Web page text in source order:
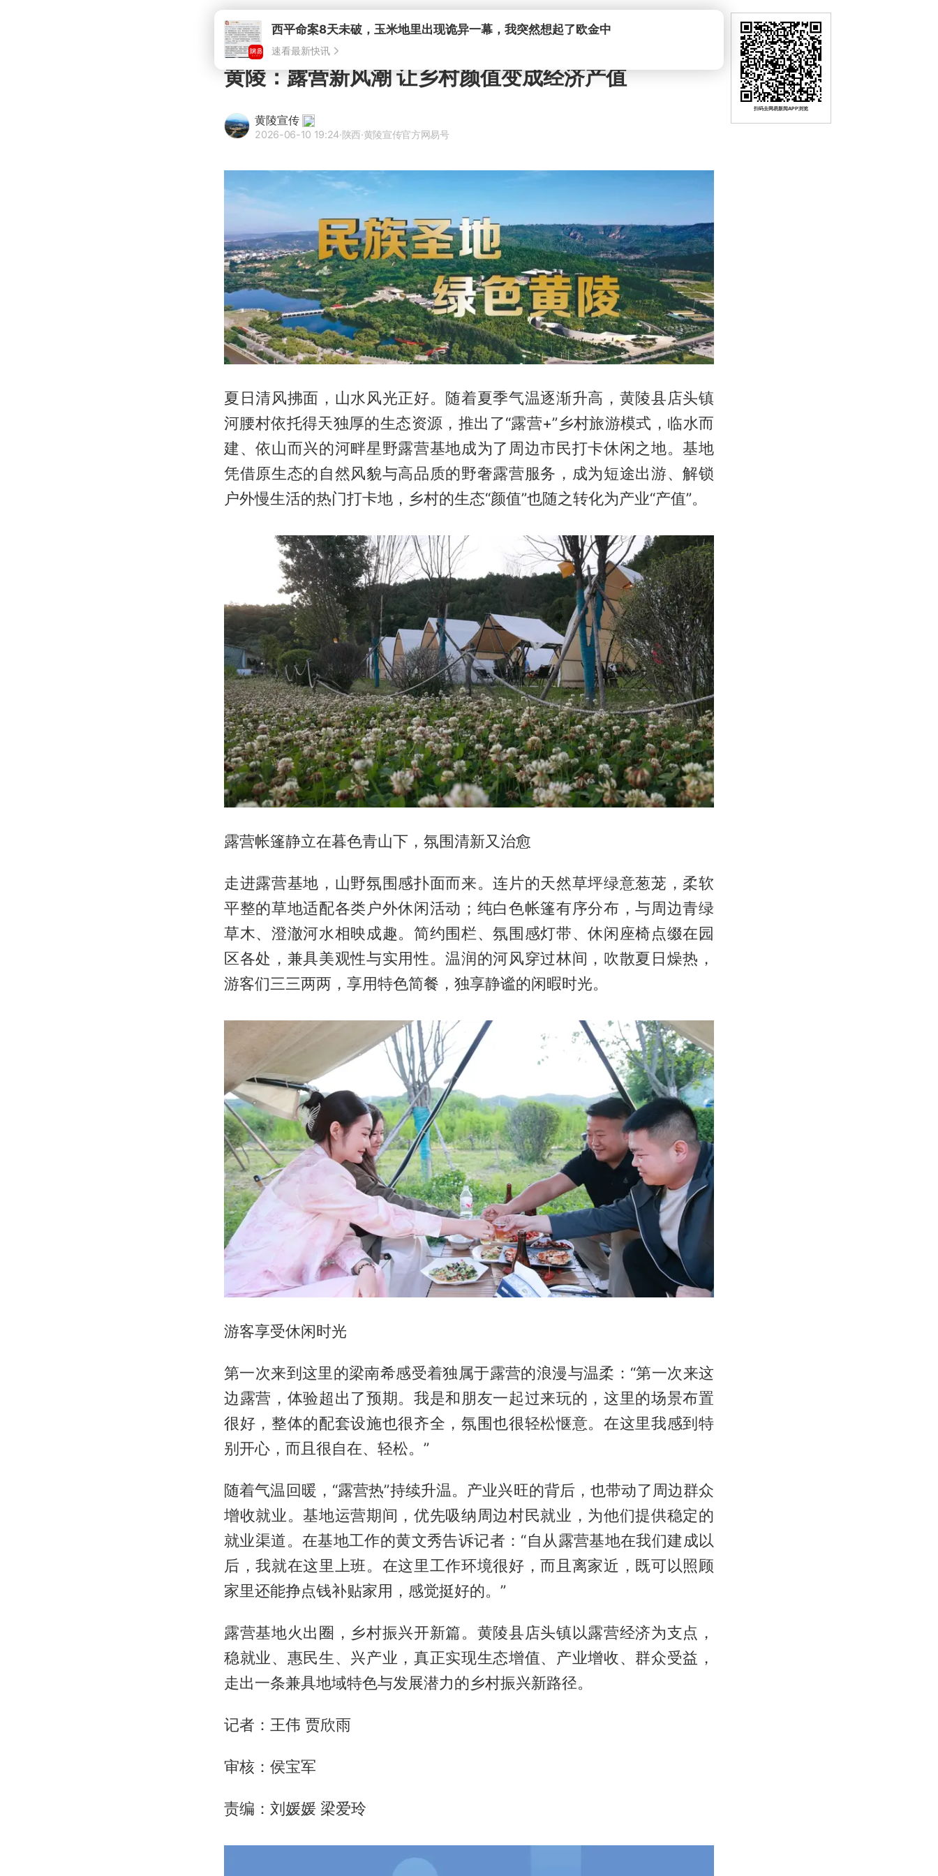
黄陵：露营新风潮 让乡村颜值变成经济产值
黄陵宣传
2026-06-10 19:24·陕西·黄陵宣传官方网易号
夏日清风拂面，山水风光正好。随着夏季气温逐渐升高，黄陵县店头镇
河腰村依托得天独厚的生态资源，推出了“露营+”乡村旅游模式，临水而
建、依山而兴的河畔星野露营基地成为了周边市民打卡休闲之地。基地
凭借原生态的自然风貌与高品质的野奢露营服务，成为短途出游、解锁
户外慢生活的热门打卡地，乡村的生态“颜值”也随之转化为产业“产值”。
露营帐篷静立在暮色青山下，氛围清新又治愈
走进露营基地，山野氛围感扑面而来。连片的天然草坪绿意葱茏，柔软
平整的草地适配各类户外休闲活动；纯白色帐篷有序分布，与周边青绿
草木、澄澈河水相映成趣。简约围栏、氛围感灯带、休闲座椅点缀在园
区各处，兼具美观性与实用性。温润的河风穿过林间，吹散夏日燥热，
游客们三三两两，享用特色简餐，独享静谧的闲暇时光。
游客享受休闲时光
第一次来到这里的梁南希感受着独属于露营的浪漫与温柔：“第一次来这
边露营，体验超出了预期。我是和朋友一起过来玩的，这里的场景布置
很好，整体的配套设施也很齐全，氛围也很轻松惬意。在这里我感到特
别开心，而且很自在、轻松。”
随着气温回暖，“露营热”持续升温。产业兴旺的背后，也带动了周边群众
增收就业。基地运营期间，优先吸纳周边村民就业，为他们提供稳定的
就业渠道。在基地工作的黄文秀告诉记者：“自从露营基地在我们建成以
后，我就在这里上班。在这里工作环境很好，而且离家近，既可以照顾
家里还能挣点钱补贴家用，感觉挺好的。”
露营基地火出圈，乡村振兴开新篇。黄陵县店头镇以露营经济为支点，
稳就业、惠民生、兴产业，真正实现生态增值、产业增收、群众受益，
走出一条兼具地域特色与发展潜力的乡村振兴新路径。
记者：王伟 贾欣雨
审核：侯宝军
责编：刘媛媛 梁爱玲
扫码去网易新闻APP浏览